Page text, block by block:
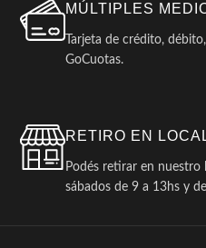
MÚLTIPLES
Tarjeta de crédito,
GoCuotas.
RETIRO EN
Podés retirar en nuestro
sábados de 9 a 13hs y